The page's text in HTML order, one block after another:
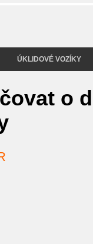
ÚKLIDOVÉ VOZÍKY
o